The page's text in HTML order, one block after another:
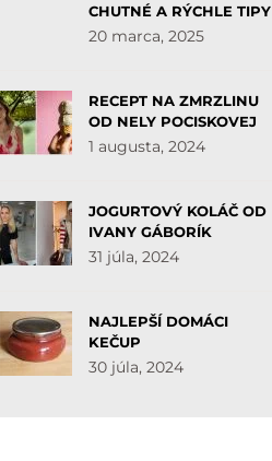
CHUTNÉ A RÝCHLE TIPY
20 marca, 2025
RECEPT NA ZMRZLINU
OD NELY POCISKOVEJ
1 augusta, 2024
JOGURTOVÝ KOLÁČ OD
IVANY GÁBORÍK
31 júla, 2024
NAJLEPŠÍ DOMÁCI
KEČUP
30 júla, 2024